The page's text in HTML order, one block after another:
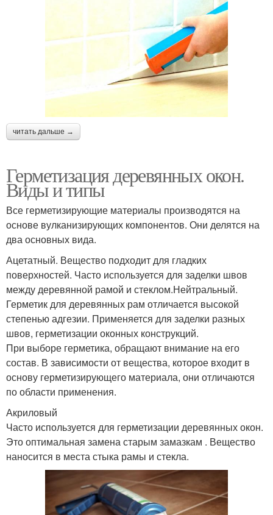
читать дальше →
Герметизация деревянных окон.
Виды и типы
Все герметизирующие материалы производятся на
основе вулканизирующих компонентов. Они делятся на
два основных вида.
Ацетатный. Вещество подходит для гладких
поверхностей. Часто используется для заделки швов
между деревянной рамой и стеклом.Нейтральный.
Герметик для деревянных рам отличается высокой
степенью адгезии. Применяется для заделки разных
швов, герметизации оконных конструкций.
При выборе герметика, обращают внимание на его
состав. В зависимости от вещества, которое входит в
основу герметизирующего материала, они отличаются
по области применения.
Акриловый
Часто используется для герметизации деревянных окон.
Это оптимальная замена старым замазкам . Вещество
наносится в места стыка рамы и стекла.